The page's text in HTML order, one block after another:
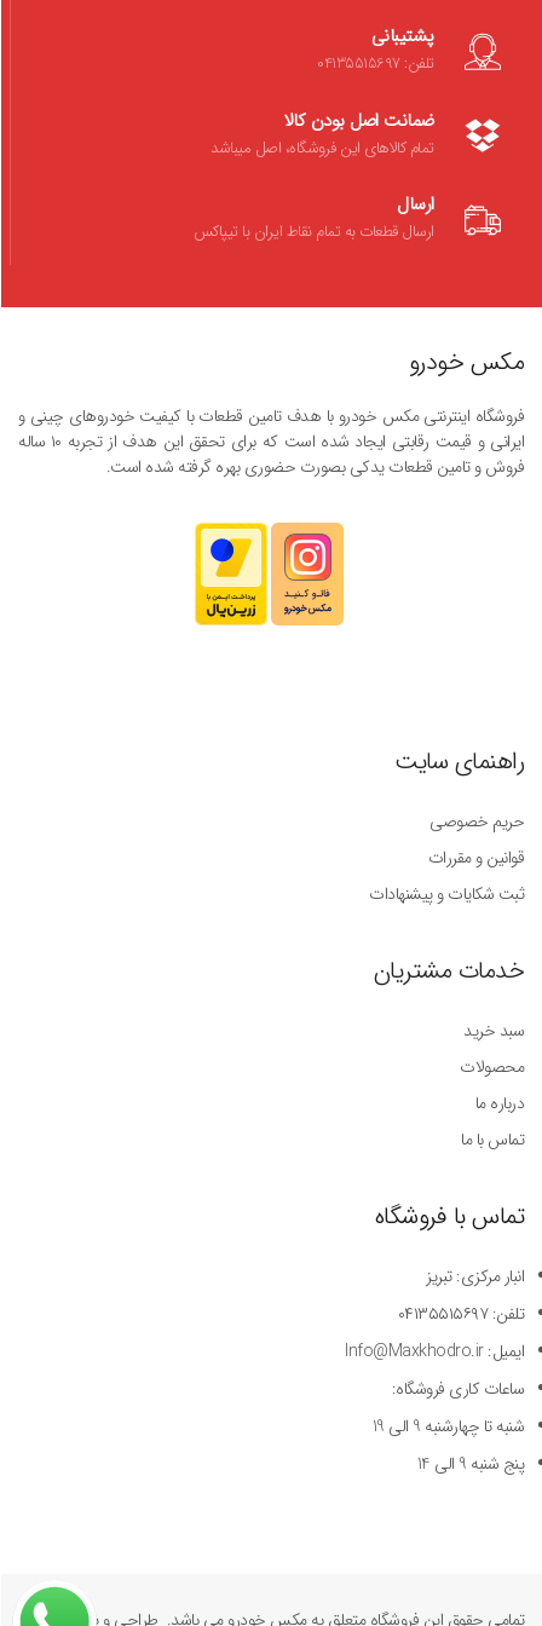
پشتیبانی
تلفن: 04135515697
ضمانت اصل بودن کالا
تمام کالاهای این فروشگاه، اصل میباشد
ارسال
ارسال قطعات به تمام نقاط ایران با تیپاکس
مکس خودرو
فروشگاه اینترنتی مکس خودرو با هدف تامین قطعات با کیفیت خودروهای چینی و
ایرانی و قیمت رقابتی ایجاد شده است که برای تحقق این هدف از تجربه ۱۰ ساله
فروش و تامین قطعات یدکی بصورت حضوری بهره گرفته شده است.
راهنمای سایت
حریم خصوصی
قوانین و مقررات
ثبت شکایات و پیشنهادات
خدمات مشتریان
سبد خرید
محصولات
درباره ما
تماس با ما
تماس با فروشگاه
انبار مرکزی: تبریز
تلفن: ۰۴۱۳۵۵۱۵۶۹۷
ایمیل: Info@Maxkhodro.ir
ساعات کاری فروشگاه:
شنبه تا چهارشنبه 9 الی 19
پنج شنبه 9 الی 14
تمامی حقوق این فروشگاه متعلق به مکس خودرو می باشد. طراحی و پیاده سازی